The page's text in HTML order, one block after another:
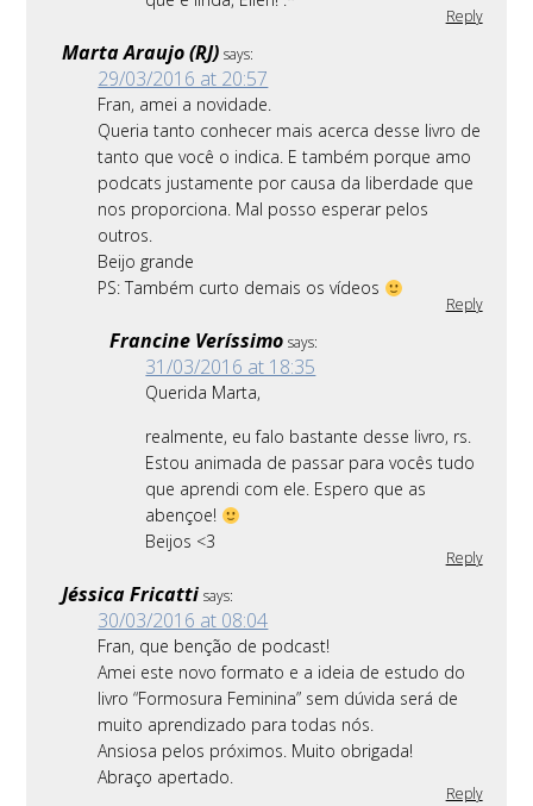
Reply
Marta Araujo (RJ) says:
29/03/2016 at 20:57
Fran, amei a novidade.
Queria tanto conhecer mais acerca desse livro de
tanto que você o indica. E também porque amo
podcats justamente por causa da liberdade que
nos proporciona. Mal posso esperar pelos
outros.
Beijo grande
PS: Também curto demais os vídeos
Reply
Francine Veríssimo says:
31/03/2016 at 18:35
Querida Marta,
realmente, eu falo bastante desse livro, rs.
Estou animada de passar para vocês tudo
que aprendi com ele. Espero que as
abençoe!
Beijos <3
Reply
Jéssica Fricatti says:
30/03/2016 at 08:04
Fran, que benção de podcast!
Amei este novo formato e a ideia de estudo do
livro “Formosura Feminina” sem dúvida será de
muito aprendizado para todas nós.
Ansiosa pelos próximos. Muito obrigada!
Abraço apertado.
Reply